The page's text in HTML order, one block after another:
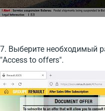
7. Выберите необходимый
"Access to offers".